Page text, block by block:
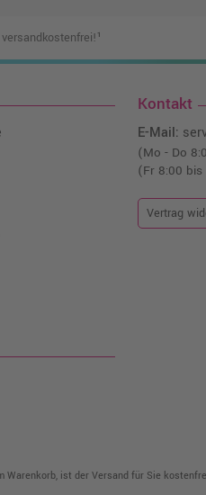
Kontakt
E-Mail:
(Mo - Do
(Fr 8:00
Vertrag
Warenkorb, ist der Versand für Sie